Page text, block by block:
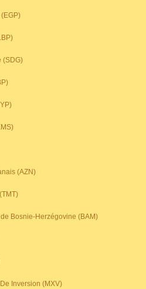
(SDG)
(AZN)
Bosnie-Herzégovine (BAM)
Inversion (MXV)